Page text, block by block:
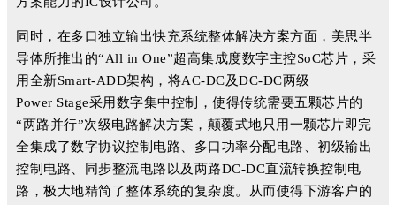
同时，在多口独立输出快充系统整体解决方案方面，美思半
导体所推出的“All in One”超高集成度数字主控SoC芯片，采
用全新Smart-ADD架构，将AC-DC及DC-DC两级
Power Stage采用数字集中控制，使得传统需要五颗芯片的
“两路并行”次级电路解决方案，颠覆式地只用一颗芯片即完
全集成了数字协议控制电路、多口功率分配电路、初级输出
控制电路、同步整流电路以及两路DC-DC直流转换控制电
路，极大地精简了整体系统的复杂度。从而使得下游客户的